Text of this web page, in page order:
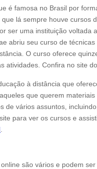
é famosa no Brasil por
lá sempre houve cursos
ser uma instituição voltada
abriu seu curso de
O curso oferece
atividades. Confira no site do
à distância que
que querem
de vários assuntos,
para ver os cursos e
são vários e podem